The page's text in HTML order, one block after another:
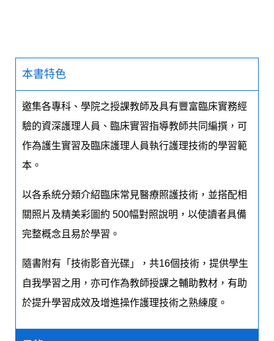
本書特色
邀集各專科、學院之授課教師及具有豐富臨床實務經
驗的資深護理人員、臨床實習指導教師共同編撰，可
作為護生實習及臨床護理人員執行護理技術的學習範
本。
以各系統分類介紹臨床常見醫療照護技術，並搭配相
關照片及精美彩圖約 500幅對照說明，以使讀者具備
完整概念且易於學習。
隨書附有「技術影音光碟」，共16個技術，提供學生
自我學習之用，亦可作為教師授課之輔助教材，有助
於提升學習成效及增進操作護理技術之熟練度。